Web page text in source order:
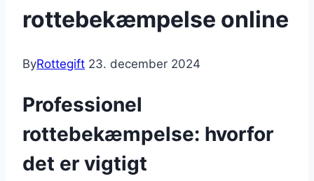
rottebekæmpelse online
ByRottegift 23. december 2024
Professionel
rottebekæmpelse: hvorfor
det er vigtigt